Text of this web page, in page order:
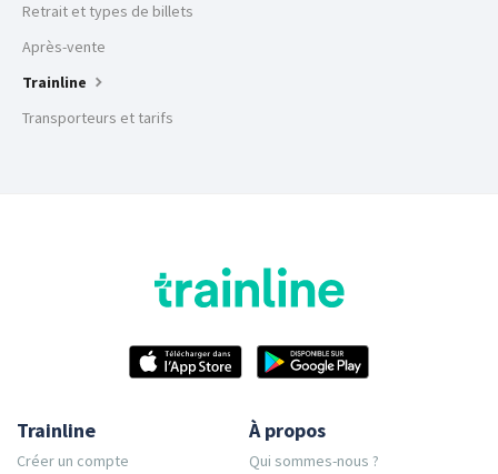
Retrait et types de billets
Après-vente
Trainline
Transporteurs et tarifs
Trainline
Créer un compte
À propos
Qui sommes-nous ?